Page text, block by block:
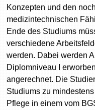
Konzepten und den
medizintechnischen
Ende des Studiums
verschiedene
werden. Dabei werden
Diplomniveau I
angerechnet. Die
Studiums zu
Pflege in einem vom